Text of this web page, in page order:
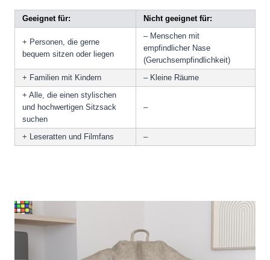
Geeignet für: Nicht geeignet für:
+ Personen, die gerne
bequem sitzen oder liegen
– Menschen mit
empfindlicher Nase
(Geruchsempfindlichkeit)
+ Familien mit Kindern
– Kleine Räume
+ Alle, die einen stylischen
und hochwertigen Sitzsack
suchen
–
+ Leseratten und Filmfans –